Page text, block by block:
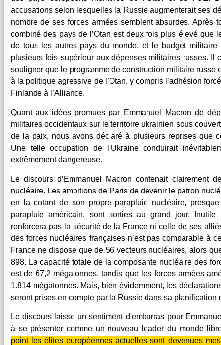
accusations selon lesquelles la Russie augmenterait ses
nombre de ses forces armées semblent absurdes. Après
combiné des pays de l’Otan est deux fois plus élevé que
de tous les autres pays du monde, et le budget militaire
plusieurs fois supérieur aux dépenses militaires russes. Il
souligner que le programme de construction militaire russe
à la politique agressive de l’Otan, y compris l’adhésion
Finlande à l’Alliance.
Quant aux idées promues par Emmanuel Macron de
militaires occidentaux sur le territoire ukrainien sous
de la paix, nous avons déclaré à plusieurs reprises que
Une telle occupation de l’Ukraine conduirait
extrêmement dangereuse.
Le discours d’Emmanuel Macron contenait clairement
nucléaire. Les ambitions de Paris de devenir le patron
en la dotant de son propre parapluie nucléaire,
parapluie américain, sont sorties au grand jour.
renforcera pas la sécurité de la France ni celle de ses
des forces nucléaires françaises n’est pas comparable à
France ne dispose que de 56 vecteurs nucléaires, alors
898. La capacité totale de la composante nucléaire des
est de 67,2 mégatonnes, tandis que les forces armées
1.814 mégatonnes. Mais, bien évidemment, les
seront prises en compte par la Russie dans sa planification
Le discours laisse un sentiment d'embarras pour
à se présenter comme un nouveau leader du monde
point les élites européennes actuelles sont devenues